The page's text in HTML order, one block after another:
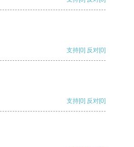
支持[0] 反对[0]
支持[0] 反对[0]